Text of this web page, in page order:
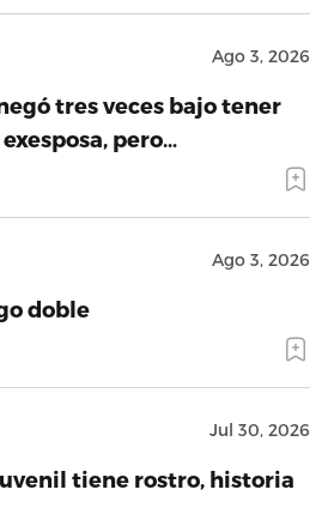
Ago 3, 2026
tres veces bajo tener
pero…
Ago 3, 2026
doble
Jul 30, 2026
tiene rostro, historia